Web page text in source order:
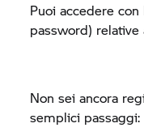
Puoi accedere
password) relative
Non sei ancora
semplici passaggi: